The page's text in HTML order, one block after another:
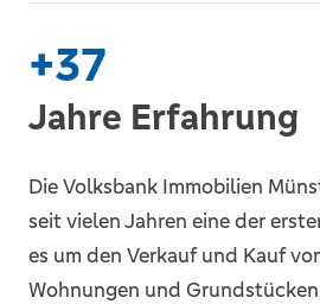
+38
Jahre Erfahrung
Die Volksbank Immobilien
seit vielen Jahren eine der
es um den Verkauf und Kauf
Wohnungen und